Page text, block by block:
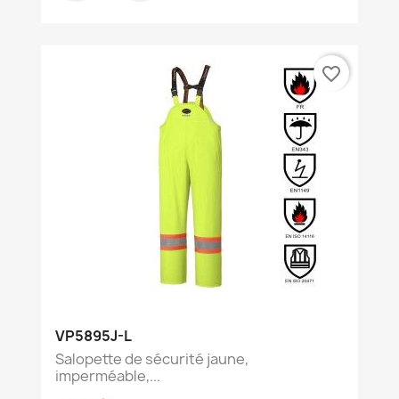
VP5895J-L
Salopette de sécurité jaune,
imperméable,...
favorite_border